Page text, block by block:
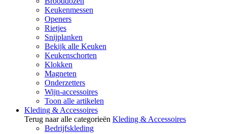
Keukenmessen
Openers
Rietjes
Snijplanken
Bekijk alle Keuken
Keukenschorten
Klokken
Magneten
Onderzetters
Wijn-accessoires
Toon alle artikelen
Kleding & Accessoires
Terug naar alle categorieën Kleding & Accessoires
Bedrijfskleding